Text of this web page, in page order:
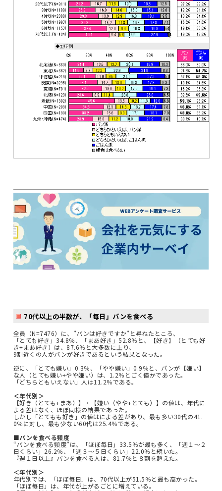
70代以上の半数が、「毎日」パンを食べる
全員（N=7476）に、”パンは好きですか”と尋ねたところ、
「とても好き」34.8％、「まあ好き」52.8％と、【好き】（とても好
き+まあ好き）は、87.6％と大多数に上り、
9割近くの人がパンが好きであるという結果となった。
逆に、「とても嫌い」0.3％、「やや嫌い」0.9％と、パンが【嫌い】
な人（とても嫌い+やや嫌い）は、1.2％とごく僅かであった。
「どちらともいえない」人は11.2％である。
＜年代別＞
【好き（とても+まあ）】・【嫌い（やや+とても）】の値は、年代に
よる差はなく、ほぼ同様の結果であった。
しかし「とてもも好き」の値はによる差があり、最も多い30代の41.
0％に対し、最も少ない60代は25.4％である。
■パンを食べる頻度
“パンを食べる頻度”は、「ほぼ毎日」33.5％が最も多く、「週１～２
日くらい」26.2％、「週３～５日くらい」22.0％と続いた。
『週１日以上』パンを食べる人は、81.7％と８割を超えた。
＜年代別＞
年代別では、「ほぼ毎日」は、70代以上が51.5％と最も高かった。
「ほぼ毎日」は、年代が上がるごとに増えている。